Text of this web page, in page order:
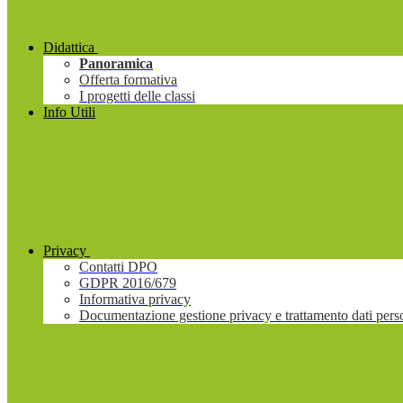
Didattica
Panoramica
Offerta formativa
I progetti delle classi
Info Utili
Privacy
Contatti DPO
GDPR 2016/679
Informativa privacy
Documentazione gestione privacy e trattamento dati